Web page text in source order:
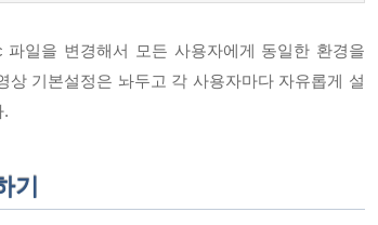
파일을 변경해서 모든 사용자에게 동일한 환경을
상 기본설정은 놔두고 각 사용자마다 자유롭게 설
.
기